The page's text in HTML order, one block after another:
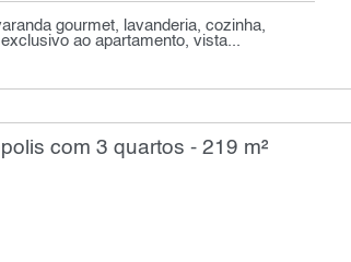
gourmet, lavanderia, cozinha,
ao apartamento, vista...
com 3 quartos - 219 m²